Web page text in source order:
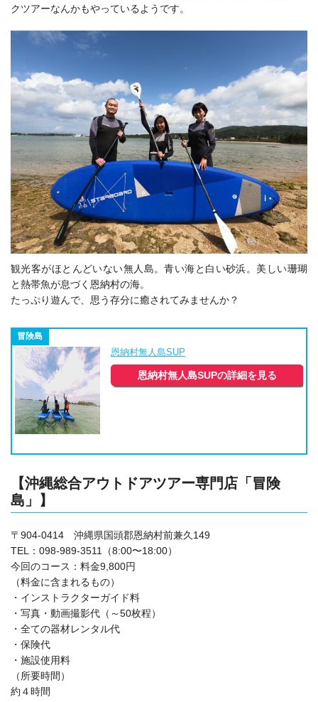
クツアーなんかもやっているようです。
観光客がほとんどいない無人島。青い海と白い砂浜。美しい珊瑚
と熱帯魚が息づく恩納村の海。
たっぷり遊んで、思う存分に癒されてみませんか？
冒険島
恩納村無人島SUP
恩納村無人島SUPの詳細を見る
【沖縄総合アウトドアツアー専門店「冒険
島」】
〒904-0414 沖縄県国頭郡恩納村前兼久149
TEL：098-989-3511（8:00〜18:00）
今回のコース：料金9,800円
（料金に含まれるもの）
・インストラクターガイド料
・写真・動画撮影代（～50枚程）
・全ての器材レンタル代
・保険代
・施設使用料
（所要時間）
約４時間